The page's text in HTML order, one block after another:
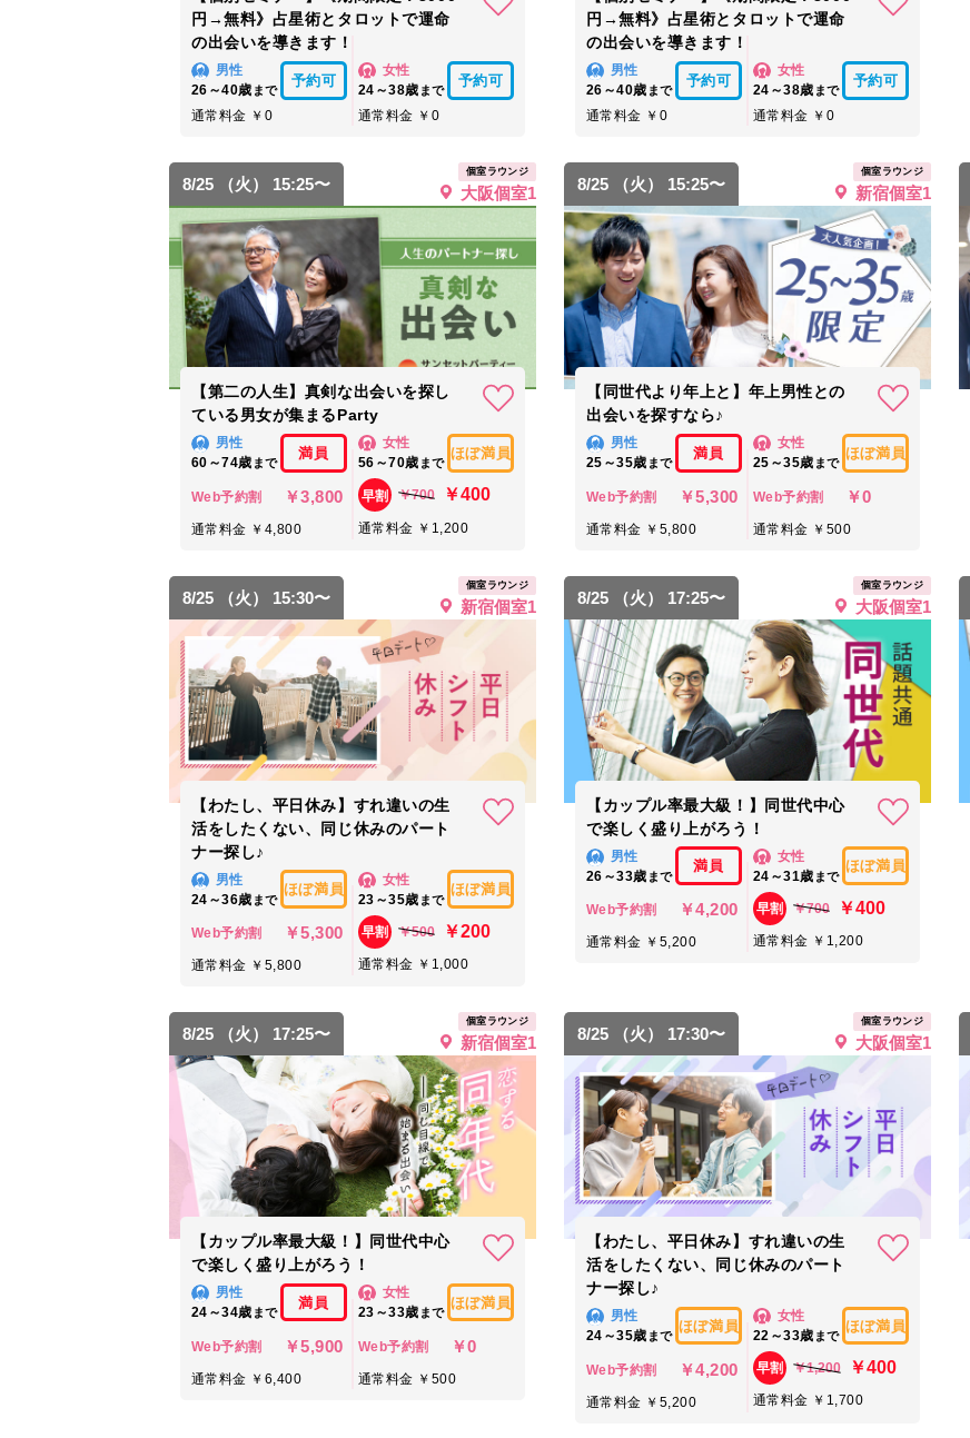
円→無料》占星術とタロットで運命
の出会いを導きます！
男性
26～40歳 まで
予約可
通常料金 ￥0
女性
24～38歳 まで
予約可
通常料金 ￥0
円→無料》占星術とタロットで運命
の出会いを導きます！
男性
26～40歳 まで
予約可
通常料金 ￥0
女性
24～38歳 まで
予約可
通常料金 ￥0
8/25 （火） 15:25〜
個室ラウンジ
大阪個室1
【第二の人生】真剣な出会いを探し
ている男女が集まるParty
男性
60～74歳 まで
満員
Web予約割 ￥3,800
通常料金 ￥4,800
女性
56～70歳 まで
ほぼ満員
早割 ￥700 ￥400
通常料金 ￥1,200
8/25 （火） 15:25〜
個室ラウンジ
新宿個室1
【同世代より年上と】年上男性との
出会いを探すなら♪
男性
25～35歳 まで
満員
Web予約割 ￥5,300
通常料金 ￥5,800
女性
25～35歳 まで
ほぼ満員
Web予約割 ￥0
通常料金 ￥500
8/25 （火） 15:30〜
個室ラウンジ
新宿個室1
【わたし、平日休み】すれ違いの生
活をしたくない、同じ休みのパート
ナー探し♪
男性
24～36歳 まで
ほぼ満員
Web予約割 ￥5,300
通常料金 ￥5,800
女性
23～35歳 まで
ほぼ満員
早割 ￥500 ￥200
通常料金 ￥1,000
8/25 （火） 17:25〜
個室ラウンジ
大阪個室1
【カップル率最大級！】同世代中心
で楽しく盛り上がろう！
男性
26～33歳 まで
満員
Web予約割 ￥4,200
通常料金 ￥5,200
女性
24～31歳 まで
ほぼ満員
早割 ￥700 ￥400
通常料金 ￥1,200
8/25 （火） 17:25〜
個室ラウンジ
新宿個室1
【カップル率最大級！】同世代中心
で楽しく盛り上がろう！
男性
24～34歳 まで
満員
Web予約割 ￥5,900
通常料金 ￥6,400
女性
23～33歳 まで
ほぼ満員
Web予約割 ￥0
通常料金 ￥500
8/25 （火） 17:30〜
個室ラウンジ
大阪個室1
【わたし、平日休み】すれ違いの生
活をしたくない、同じ休みのパート
ナー探し♪
男性
24～35歳 まで
ほぼ満員
Web予約割 ￥4,200
通常料金 ￥5,200
女性
22～33歳 まで
ほぼ満員
早割 ￥1,200 ￥400
通常料金 ￥1,700